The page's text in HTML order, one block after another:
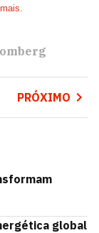
PRÓXIMO
global